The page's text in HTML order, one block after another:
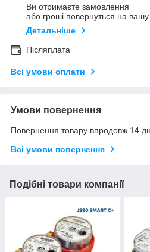
Ви отримаєте замовлення
або гроші повернуться на вашу
Детальніше
Післяплата
Всі умови оплати
Умови повернення
Повернення товару впродовж 14
Всі умови повернення
Подібні товари компанії